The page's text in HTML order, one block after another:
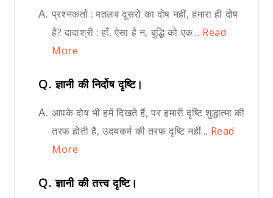
A. प्रश्नकर्ता : मतलब दूसरों का दोष नहीं, हमारा ही दोष
है? दादाश्री : हाँ, ऐसा है न, बुद्धि को एक... Read
More
Q.ज्ञानी की निर्दोष दृष्टि।
A. आपके दोष भी हमें दिखते हैं, पर हमारी दृष्टि शुद्धात्मा की
तरफ होती है, उदयकर्म की तरफ दृष्टि नहीं... Read
More
Q.ज्ञानी की तत्त्व दृष्टि।